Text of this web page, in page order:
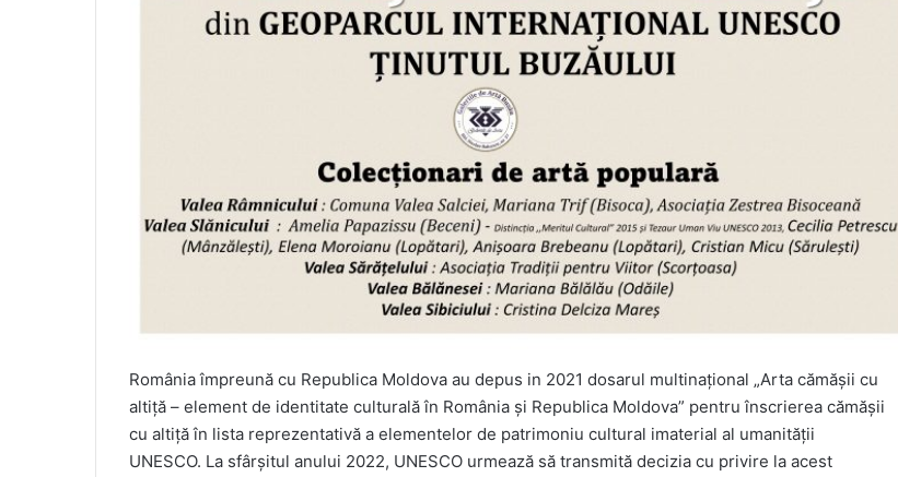
România împreună cu Republica Moldova au depus in 2021 dosarul multinațional „Arta cămășii cu
altiță – element de identitate culturală în România și Republica Moldova” pentru înscrierea cămăşii
cu altiţă în lista reprezentativă a elementelor de patrimoniu cultural imaterial al umanității
UNESCO. La sfârșitul anului 2022, UNESCO urmează să transmită decizia cu privire la acest